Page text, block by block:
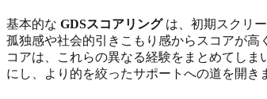
基本的な GDSスコアリングは、初期スクリ
孤独感や社会的引きこもり感からスコアが
コアは、これらの異なる経験をまとめてし
にし、より的を絞ったサポートへの道を開き